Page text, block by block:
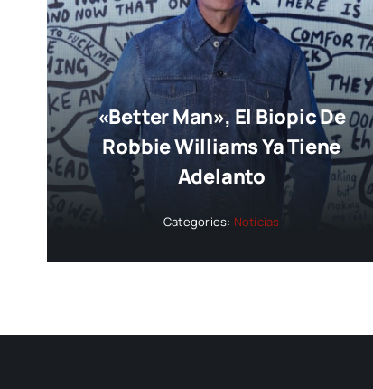
«Better Man», El Biopic De
Robbie Williams Ya Tiene
Adelanto
Categories: Noticias